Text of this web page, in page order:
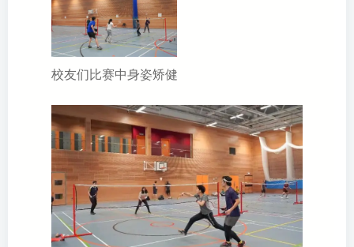
校友们比赛中身姿矫健